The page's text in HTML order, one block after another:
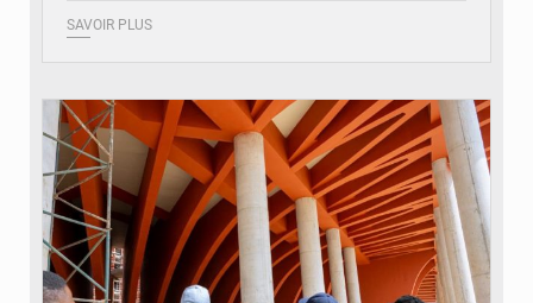
SAVOIR PLUS